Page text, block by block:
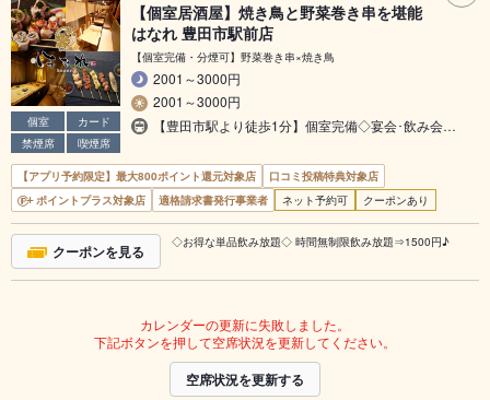
個室
カード
禁煙席
喫煙席
【個室居酒屋】焼き鳥と野菜巻き串を堪能
はなれ 豊田市駅前店
【個室完備・分煙可】野菜巻き串×焼き鳥
2001～3000円
2001～3000円
【豊田市駅より徒歩1分】個室完備◇宴会･飲み会…
【アプリ予約限定】最大800ポイント還元対象店
口コミ投稿特典対象店
ポイントプラス対象店
適格請求書発行事業者 ネット予約可 クーポンあり
クーポンを見る ◇お得な単品飲み放題◇ 時間無制限飲み放題⇒1500円♪
カレンダーの更新に失敗しました。
下記ボタンを押して空席状況を更新してください。
空席状況を更新する